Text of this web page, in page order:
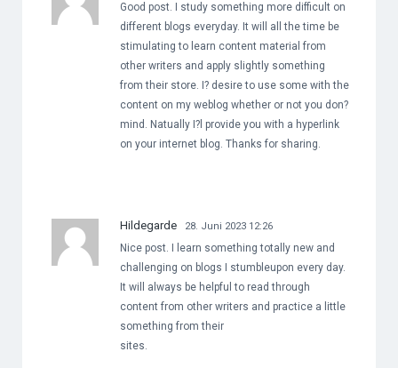
Good post. I study something more difficult on
different blogs everyday. It will all the time be
stimulating to learn content material from
other writers and apply slightly something
from their store. I? desire to use some with the
content on my weblog whether or not you don?
mind. Natually I?l provide you with a hyperlink
on your internet blog. Thanks for sharing.
Hildegarde 28. Juni 2023 12:26
Nice post. I learn something totally new and
challenging on blogs I stumbleupon every day.
It will always be helpful to read through
content from other writers and practice a little
something from their
sites.